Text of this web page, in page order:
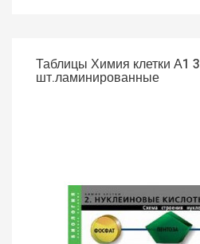
Таблицы Химия клетки А1 3
шт.ламинированные